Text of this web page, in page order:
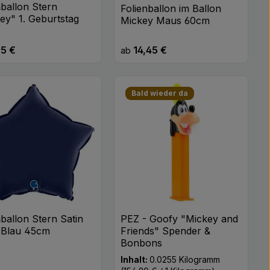
Stern
1. Geburtstag
Preis:
€
Folienballon im Ballon
Mickey Maus 60cm
Regulärer Preis:
ab 14,45 €
Stern Satin
45cm
Bald wieder da
PEZ - Goofy "Mickey and
Friends" Spender &
Bonbons
Inhalt: 0.0255 Kilogramm